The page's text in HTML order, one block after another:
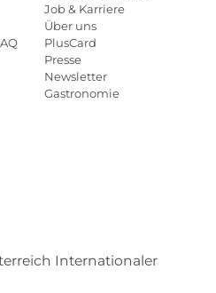
Job & Karriere
Über uns
PlusCard
Presse
Newsletter
Gastronomie
Internationaler